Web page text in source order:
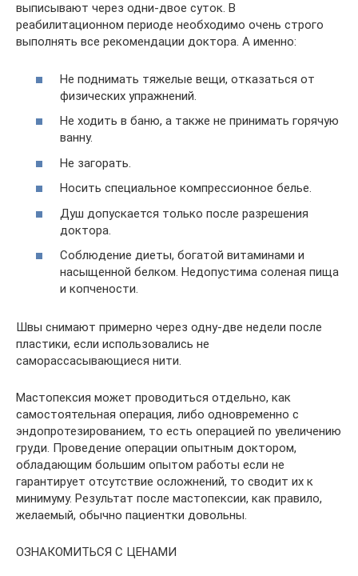
выписывают через одни-двое суток. В
реабилитационном периоде необходимо очень строго
выполнять все рекомендации доктора. А именно:
Не поднимать тяжелые вещи, отказаться от
физических упражнений.
Не ходить в баню, а также не принимать горячую
ванну.
Не загорать.
Носить специальное компрессионное белье.
Душ допускается только после разрешения
доктора.
Соблюдение диеты, богатой витаминами и
насыщенной белком. Недопустима соленая пища
и копчености.
Швы снимают примерно через одну-две недели после
пластики, если использовались не
саморассасывающиеся нити.
Мастопексия может проводиться отдельно, как
самостоятельная операция, либо одновременно с
эндопротезированием, то есть операцией по увеличению
груди. Проведение операции опытным доктором,
обладающим большим опытом работы если не
гарантирует отсутствие осложнений, то сводит их к
минимуму. Результат после мастопексии, как правило,
желаемый, обычно пациентки довольны.
ОЗНАКОМИТЬСЯ С ЦЕНАМИ